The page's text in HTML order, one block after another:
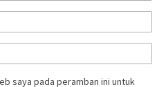
saya pada peramban ini untuk